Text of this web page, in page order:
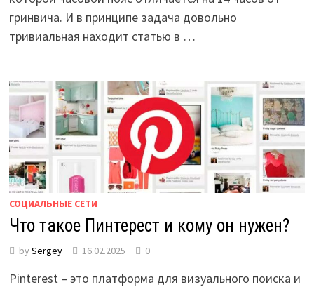
гринвича. И в принципе задача довольно
тривиальная находит статью в …
СОЦИАЛЬНЫЕ СЕТИ
Что такое Пинтерест и кому он нужен?
by Sergey 16.02.2025 0
Pinterest – это платформа для визуального поиска и